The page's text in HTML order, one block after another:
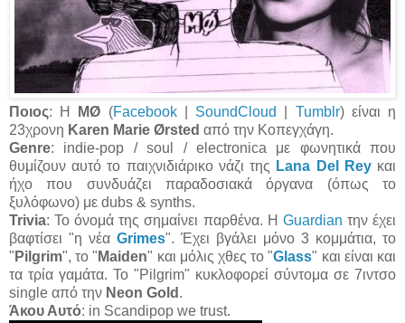
Ποιος: H MØ (Facebook| SoundCloud Tumblr) είναι η
23χρονη Karen Marie Ørsted από την Κοπεγχάγη.
Genre: indie-pop / soul / electronica με φωνητικά που
θυμίζουν αυτό το παιχνιδιάρικο νάζι της Lana Del Reyκαι
ήχο που συνδυάζει παραδοσιακά όργανα (όπως το
ξυλόφωνο) με dubs & synths.
Trivia: Το όνομά της σημαίνει παρθένα. H Guardian την έχει
βαφτίσει "η νέα Grimes". Έχει βγάλει μόνο 3 κομμάτια, το
" Pilgrim", το " Maiden" και μόλις χθες το "Glass" και είναι και
τα τρία γαμάτα. To "Pilgrim" κυκλοφορεί σύντομα σε 7ιντσο
single από την Neon Gold .
Άκου Αυτό: in Scandipop we trust.